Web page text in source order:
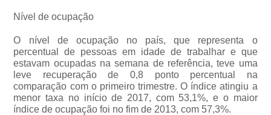
Nível de ocupação
O nível de ocupação no país, que representa o
percentual de pessoas em idade de trabalhar e que
estavam ocupadas na semana de referência, teve uma
leve recuperação de 0,8 ponto percentual na
comparação com o primeiro trimestre. O índice atingiu a
menor taxa no início de 2017, com 53,1%, e o maior
índice de ocupação foi no fim de 2013, com 57,3%.